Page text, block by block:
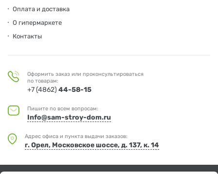
Оплата и доставка
О гипермаркете
Контакты
Оформить заказ или проконсультироваться
по товарам:
+7 (4862) 44-58-15
Пишите по всем вопросам:
Info@sam-stroy-dom.ru
Адрес офиса и пункта выдачи заказов:
г. Орел, Московское шоссе, д. 137, к. 14